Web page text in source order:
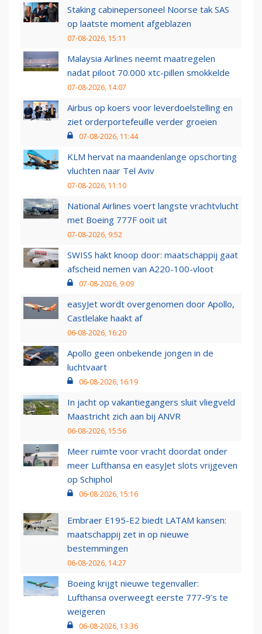
Staking cabinepersoneel Noorse tak SAS
op laatste moment afgeblazen
07-08-2026, 15:11
Malaysia Airlines neemt maatregelen
nadat piloot 70.000 xtc-pillen smokkelde
07-08-2026, 14:07
Airbus op koers voor leverdoelstelling en
ziet orderportefeuille verder groeien
07-08-2026, 11:44
KLM hervat na maandenlange opschorting
vluchten naar Tel Aviv
07-08-2026, 11:10
National Airlines voert langste vrachtvlucht
met Boeing 777F ooit uit
07-08-2026, 9:52
SWISS hakt knoop door: maatschappij gaat
afscheid nemen van A220-100-vloot
07-08-2026, 9:09
easyJet wordt overgenomen door Apollo,
Castlelake haakt af
06-08-2026, 16:20
Apollo geen onbekende jongen in de
luchtvaart
06-08-2026, 16:19
In jacht op vakantiegangers sluit vliegveld
Maastricht zich aan bij ANVR
06-08-2026, 15:56
Meer ruimte voor vracht doordat onder
meer Lufthansa en easyJet slots vrijgeven
op Schiphol
06-08-2026, 15:16
Embraer E195-E2 biedt LATAM kansen:
maatschappij zet in op nieuwe
bestemmingen
06-08-2026, 14:27
Boeing krijgt nieuwe tegenvaller:
Lufthansa overweegt eerste 777-9’s te
weigeren
06-08-2026, 13:36